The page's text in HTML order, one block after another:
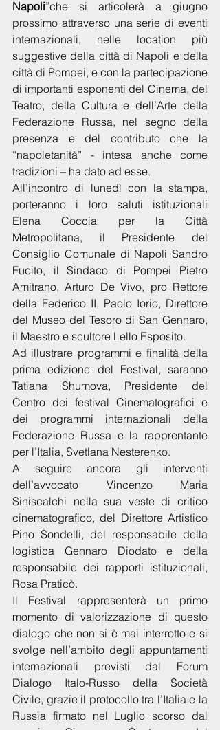
Napoli”che si articolerà a giugno
prossimo attraverso una serie di eventi
internazionali, nelle location più
suggestive della città di Napoli e della
città di Pompei, e con la partecipazione
di importanti esponenti del Cinema, del
Teatro, della Cultura e dell’Arte della
Federazione Russa, nel segno della
presenza e del contributo che la
“napoletanità” - intesa anche come
tradizioni – ha dato ad esse.
All’incontro di lunedì con la stampa,
porteranno i loro saluti istituzionali
Elena Coccia per la Città
Metropolitana, il Presidente del
Consiglio Comunale di Napoli Sandro
Fucito, il Sindaco di Pompei Pietro
Amitrano, Arturo De Vivo, pro Rettore
della Federico II, Paolo Iorio, Direttore
del Museo del Tesoro di San Gennaro,
il Maestro e scultore Lello Esposito.
Ad illustrare programmi e finalità della
prima edizione del Festival, saranno
Tatiana Shumova, Presidente del
Centro dei festival Cinematografici e
dei programmi internazionali della
Federazione Russa e la rapprentante
per l’Italia, Svetlana Nesterenko.
A seguire ancora gli interventi
dell’avvocato Vincenzo Maria
Siniscalchi nella sua veste di critico
cinematografico, del Direttore Artistico
Pino Sondelli, del responsabile della
logistica Gennaro Diodato e della
responsabile dei rapporti istituzionali,
Rosa Praticò.
Il Festival rappresenterà un primo
momento di valorizzazione di questo
dialogo che non si è mai interrotto e si
svolge nell’ambito degli appuntamenti
internazionali previsti dal Forum
Dialogo Italo-Russo della Società
Civile, grazie il protocollo tra l’Italia e la
Russia firmato nel Luglio scorso dal